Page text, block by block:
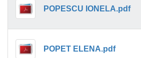
POPESCU IONELA.pdf
POPET ELENA.pdf